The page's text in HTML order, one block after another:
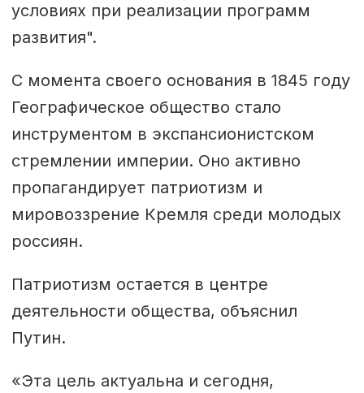
условиях при реализации программ
развития".
С момента своего основания в 1845 году
Географическое общество стало
инструментом в экспансионистском
стремлении империи. Оно активно
пропагандирует патриотизм и
мировоззрение Кремля среди молодых
россиян.
Патриотизм остается в центре
деятельности общества, объяснил
Путин.
«Эта цель актуальна и сегодня,